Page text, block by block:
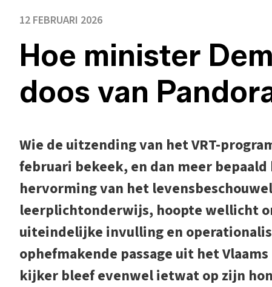
12 FEBRUARI 2026
Hoe minister
doos van
Wie de uitzending van het VRT-
februari bekeek, en dan meer
hervorming van het
leerplichtonderwijs, hoopte wellicht
uiteindelijke invulling en
ophefmakende passage uit het
kijker bleef evenwel ietwat op zijn